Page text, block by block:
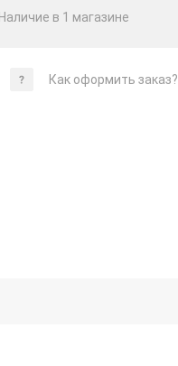
Наличие в 1 магазинe
Как оформить заказ?